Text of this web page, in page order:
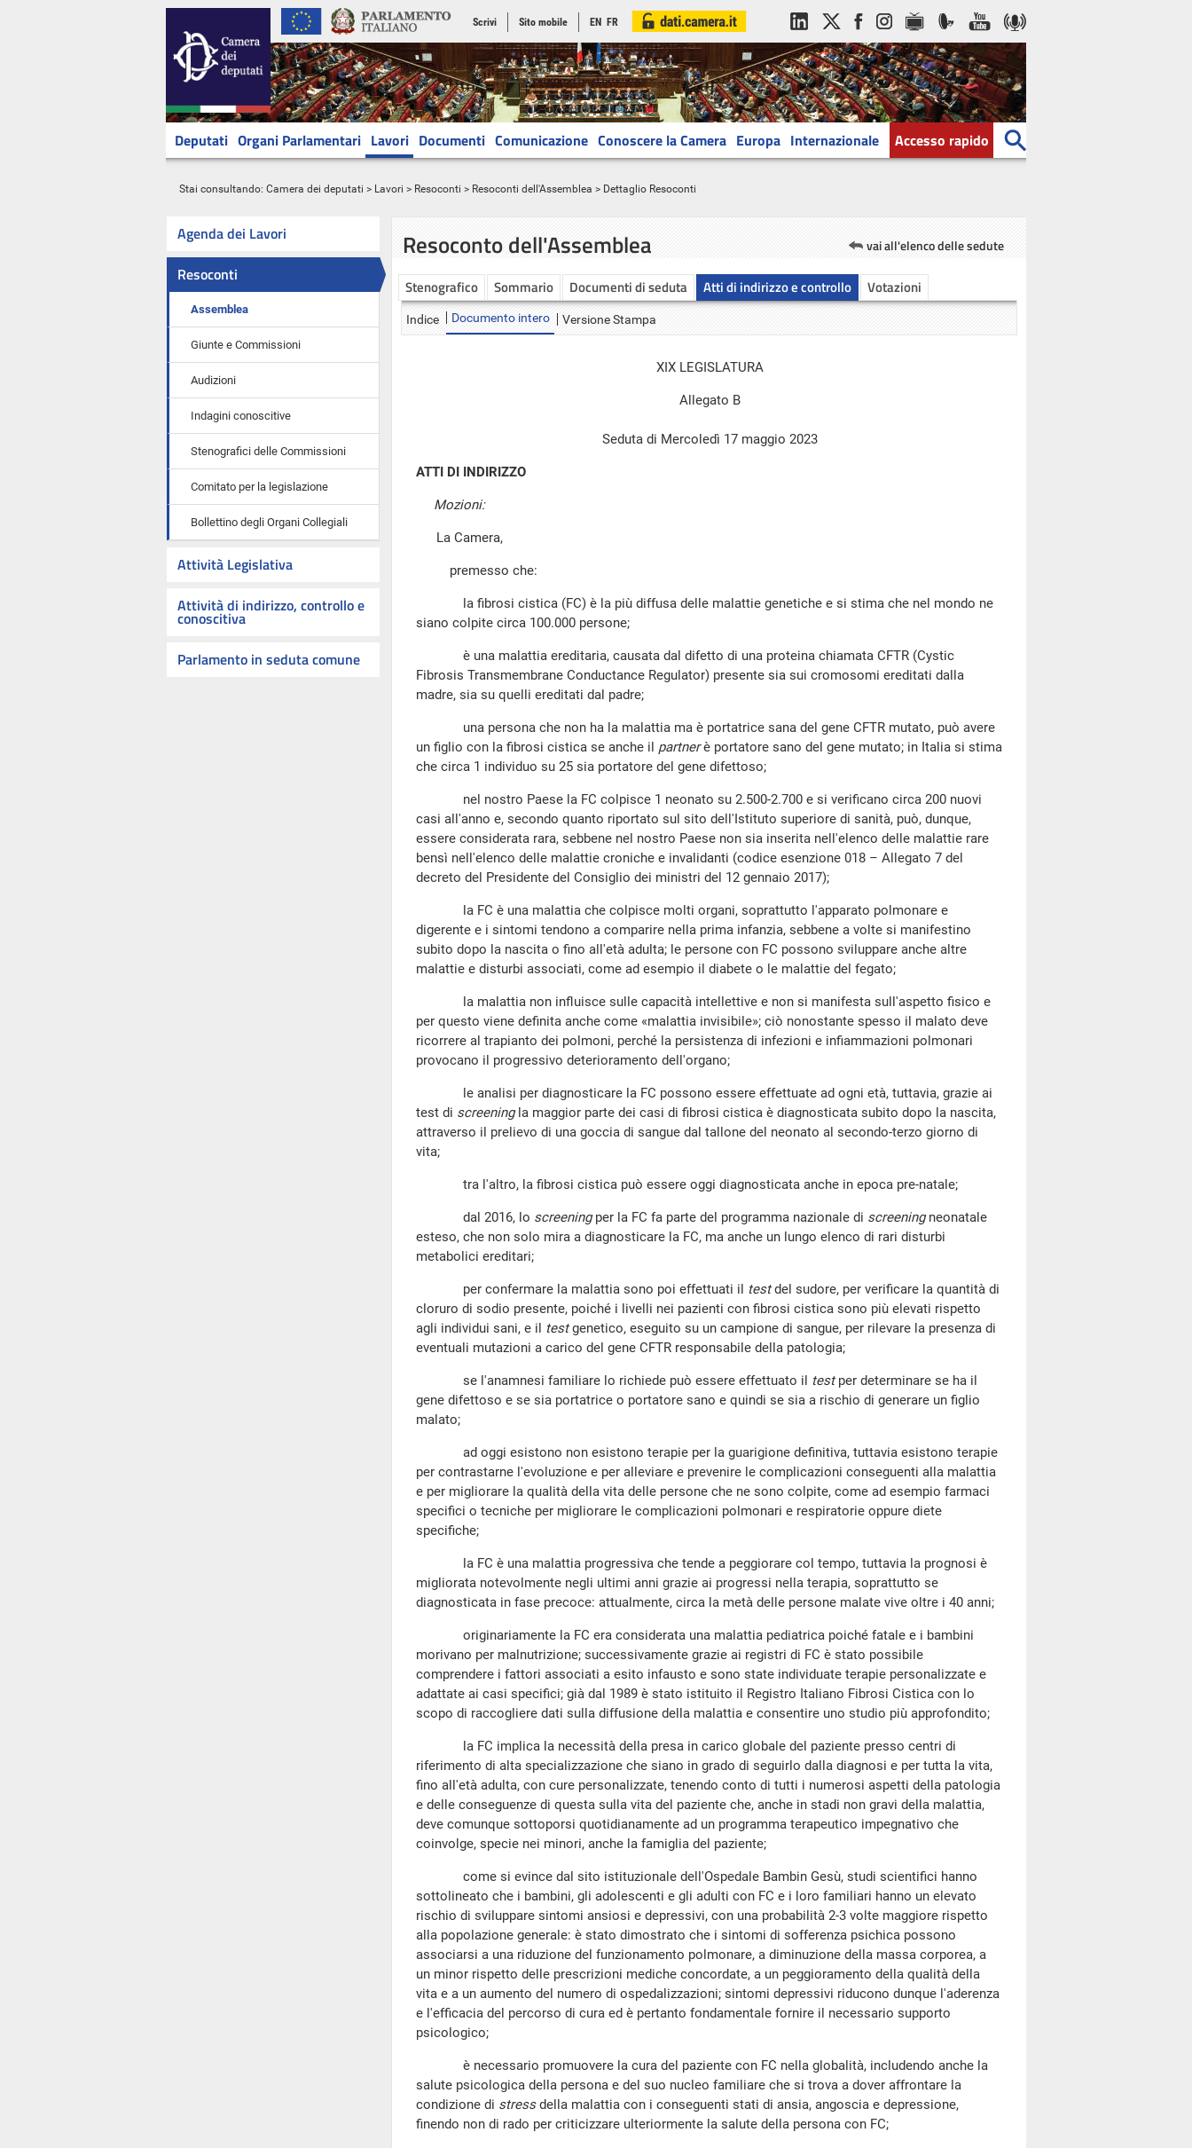
Scrivi Sito mobile EN FR
Deputati Organi Parlamentari Lavori Documenti Comunicazione Conoscere la Camera Europa Internazionale Accesso rapido
Stai consultando: Camera dei deputati > Lavori > Resoconti > Resoconti dell'Assemblea > Dettaglio Resoconti
Agenda dei Lavori
Resoconti
Assemblea
Giunte e Commissioni
Audizioni
Indagini conoscitive
Stenografici delle Commissioni
Comitato per la legislazione
Bollettino degli Organi Collegiali
Attività Legislativa
Attività di indirizzo, controllo e
conoscitiva
Parlamento in seduta comune
Resoconto dell'Assemblea vai all'elenco delle sedute
Stenografico Sommario Documenti di seduta Atti di indirizzo e controllo Votazioni
Indice Documento intero Versione Stampa
XIX LEGISLATURA
Allegato B
Seduta di Mercoledì 17 maggio 2023
ATTI DI INDIRIZZO
Mozioni:
La Camera,
premesso che:
la fibrosi cistica (FC) è la più diffusa delle malattie genetiche e si stima che nel mondo ne
siano colpite circa 100.000 persone;
è una malattia ereditaria, causata dal difetto di una proteina chiamata CFTR (Cystic
Fibrosis Transmembrane Conductance Regulator) presente sia sui cromosomi ereditati dalla
madre, sia su quelli ereditati dal padre;
una persona che non ha la malattia ma è portatrice sana del gene CFTR mutato, può avere
un figlio con la fibrosi cistica se anche il partnerè portatore sano del gene mutato; in Italia si stima
che circa 1 individuo su 25 sia portatore del gene difettoso;
nel nostro Paese la FC colpisce 1 neonato su 2.500-2.700 e si verificano circa 200 nuovi
casi all'anno e, secondo quanto riportato sul sito dell'Istituto superiore di sanità, può, dunque,
essere considerata rara, sebbene nel nostro Paese non sia inserita nell'elenco delle malattie rare
bensì nell'elenco delle malattie croniche e invalidanti (codice esenzione 018 – Allegato 7 del
decreto del Presidente del Consiglio dei ministri del 12 gennaio 2017);
la FC è una malattia che colpisce molti organi, soprattutto l'apparato polmonare e
digerente e i sintomi tendono a comparire nella prima infanzia, sebbene a volte si manifestino
subito dopo la nascita o fino all'età adulta; le persone con FC possono sviluppare anche altre
malattie e disturbi associati, come ad esempio il diabete o le malattie del fegato;
la malattia non influisce sulle capacità intellettive e non si manifesta sull'aspetto fisico e
per questo viene definita anche come «malattia invisibile»; ciò nonostante spesso il malato deve
ricorrere al trapianto dei polmoni, perché la persistenza di infezioni e infiammazioni polmonari
provocano il progressivo deterioramento dell'organo;
le analisi per diagnosticare la FC possono essere effettuate ad ogni età, tuttavia, grazie ai
test di screeningla maggior parte dei casi di fibrosi cistica è diagnosticata subito dopo la nascita,
attraverso il prelievo di una goccia di sangue dal tallone del neonato al secondo-terzo giorno di
vita;
tra l'altro, la fibrosi cistica può essere oggi diagnosticata anche in epoca pre-natale;
dal 2016, lo screeningper la FC fa parte del programma nazionale di screeningneonatale
esteso, che non solo mira a diagnosticare la FC, ma anche un lungo elenco di rari disturbi
metabolici ereditari;
per confermare la malattia sono poi effettuati il testdel sudore, per verificare la quantità di
cloruro di sodio presente, poiché i livelli nei pazienti con fibrosi cistica sono più elevati rispetto
agli individui sani, e il testgenetico, eseguito su un campione di sangue, per rilevare la presenza di
eventuali mutazioni a carico del gene CFTR responsabile della patologia;
se l'anamnesi familiare lo richiede può essere effettuato il testper determinare se ha il
gene difettoso e se sia portatrice o portatore sano e quindi se sia a rischio di generare un figlio
malato;
ad oggi esistono non esistono terapie per la guarigione definitiva, tuttavia esistono terapie
per contrastarne l'evoluzione e per alleviare e prevenire le complicazioni conseguenti alla malattia
e per migliorare la qualità della vita delle persone che ne sono colpite, come ad esempio farmaci
specifici o tecniche per migliorare le complicazioni polmonari e respiratorie oppure diete
specifiche;
la FC è una malattia progressiva che tende a peggiorare col tempo, tuttavia la prognosi è
migliorata notevolmente negli ultimi anni grazie ai progressi nella terapia, soprattutto se
diagnosticata in fase precoce: attualmente, circa la metà delle persone malate vive oltre i 40 anni;
originariamente la FC era considerata una malattia pediatrica poiché fatale e i bambini
morivano per malnutrizione; successivamente grazie ai registri di FC è stato possibile
comprendere i fattori associati a esito infausto e sono state individuate terapie personalizzate e
adattate ai casi specifici; già dal 1989 è stato istituito il Registro Italiano Fibrosi Cistica con lo
scopo di raccogliere dati sulla diffusione della malattia e consentire uno studio più approfondito;
la FC implica la necessità della presa in carico globale del paziente presso centri di
riferimento di alta specializzazione che siano in grado di seguirlo dalla diagnosi e per tutta la vita,
fino all'età adulta, con cure personalizzate, tenendo conto di tutti i numerosi aspetti della patologia
e delle conseguenze di questa sulla vita del paziente che, anche in stadi non gravi della malattia,
deve comunque sottoporsi quotidianamente ad un programma terapeutico impegnativo che
coinvolge, specie nei minori, anche la famiglia del paziente;
come si evince dal sito istituzionale dell'Ospedale Bambin Gesù, studi scientifici hanno
sottolineato che i bambini, gli adolescenti e gli adulti con FC e i loro familiari hanno un elevato
rischio di sviluppare sintomi ansiosi e depressivi, con una probabilità 2-3 volte maggiore rispetto
alla popolazione generale: è stato dimostrato che i sintomi di sofferenza psichica possono
associarsi a una riduzione del funzionamento polmonare, a diminuzione della massa corporea, a
un minor rispetto delle prescrizioni mediche concordate, a un peggioramento della qualità della
vita e a un aumento del numero di ospedalizzazioni; sintomi depressivi riducono dunque l'aderenza
e l'efficacia del percorso di cura ed è pertanto fondamentale fornire il necessario supporto
psicologico;
è necessario promuovere la cura del paziente con FC nella globalità, includendo anche la
salute psicologica della persona e del suo nucleo familiare che si trova a dover affrontare la
condizione di stressdella malattia con i conseguenti stati di ansia, angoscia e depressione,
finendo non di rado per criticizzare ulteriormente la salute della persona con FC;